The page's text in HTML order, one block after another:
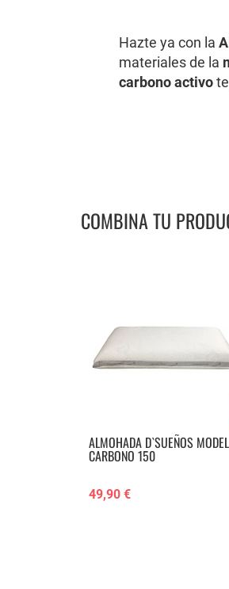
Hazte ya con la
materiales de la
carbono activo
COMBINA TU
ALMOHADA D`SUEÑOS
CARBONO 150
49,90 €